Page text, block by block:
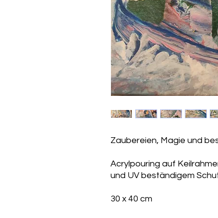
Zaubereien, Magie und
Acrylpouring auf
und UV beständigem
30 x 40 cm